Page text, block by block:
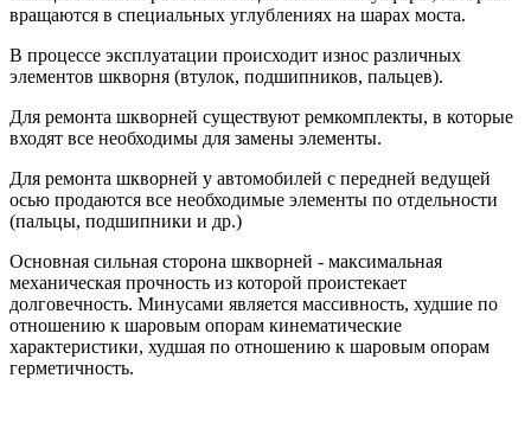
вращаются в специальных углублениях на шарах моста.
В процессе эксплуатации происходит износ различных
элементов шкворня (втулок, подшипников, пальцев).
Для ремонта шкворней существуют ремкомплекты, в которые
входят все необходимы для замены элементы.
Для ремонта шкворней у автомобилей с передней ведущей
осью продаются все необходимые элементы по отдельности
(пальцы, подшипники и др.)
Основная сильная сторона шкворней - максимальная
механическая прочность из которой проистекает
долговечность. Минусами является массивность, худшие по
отношению к шаровым опорам кинематические
характеристики, худшая по отношению к шаровым опорам
герметичность.